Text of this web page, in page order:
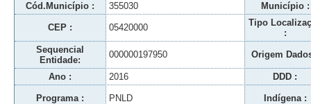
Cód.Município : 355030 Município :
CEP : 05420000
Tipo
:
Sequencial
Entidade:
000000197950 Origem
Ano : 2016 DDD :
Programa : PNLD Indígena :